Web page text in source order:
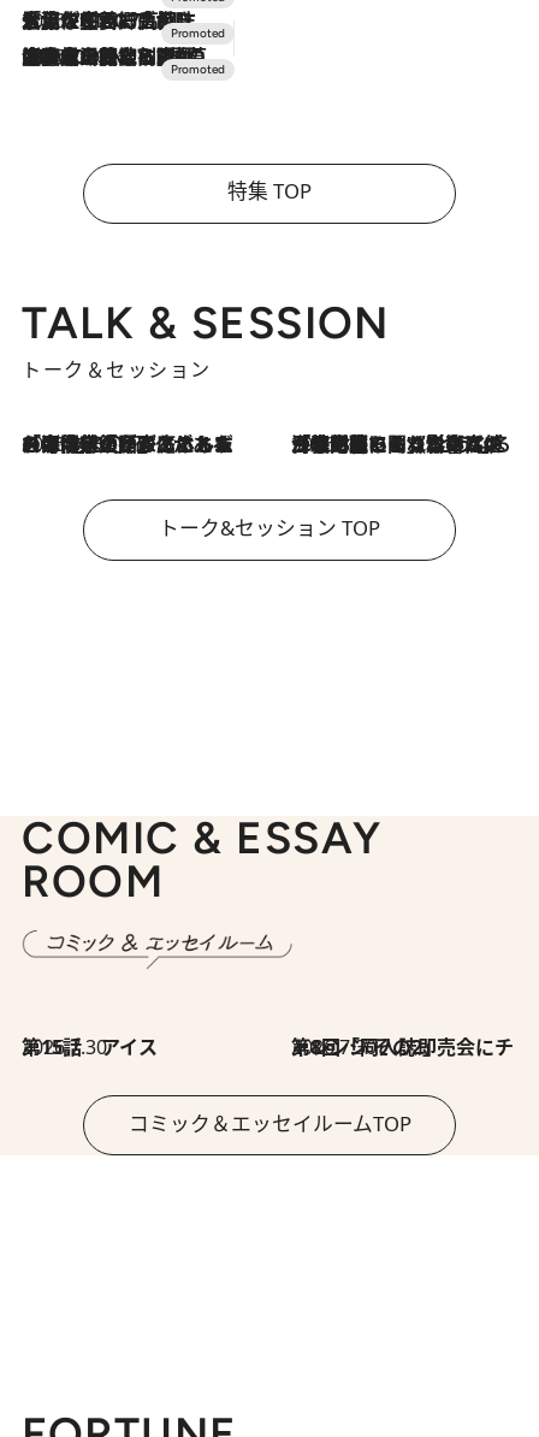
2026.7.17
「土佐和ハーブかき氷」がOMO7高知に登場！生姜、山椒、大葉など目にも舌にも涼を呼ぶ郷土の味
2026.7.10
NEW OPEN！【界 草津】名湯の地に誕生。趣の異なる2種の温泉と上州ならではの会席・蕎麦割烹など美食を味わう究極の癒やし旅
特集 TOP
TALK & SESSION
トーク＆セッション
2026.8.3
「今後値上げがあるとすれば…」「リスクがあるのは今年の冬」エネルギー専門家が語る、ホルムズ海峡封鎖が家庭にもたらす“ある心配” 2026.8.3
「住宅建てられない…」「サーチャージ料の高値が続いている」ホルムズ海峡封鎖による影響はいつまで続く？《エネルギー専門家に聞く“どうなる日本の暮らし”》
トーク&セッション TOP
COMIC & ESSAY
ROOM
2026.7.30
第15話 アイス 2026.7.30
第8回「同人誌即売会にチャレンジ その2」
コミック＆エッセイルームTOP